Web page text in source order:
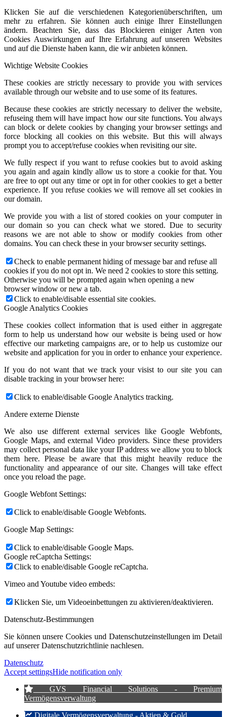
Klicken Sie auf die verschiedenen Kategorienüberschriften, um
mehr zu erfahren. Sie können auch einige Ihrer Einstellungen
ändern. Beachten Sie, dass das Blockieren einiger Arten von
Cookies Auswirkungen auf Ihre Erfahrung auf unseren Websites
und auf die Dienste haben kann, die wir anbieten können.
Wichtige Website Cookies
These cookies are strictly necessary to provide you with services
available through our website and to use some of its features.
Because these cookies are strictly necessary to deliver the website,
refuseing them will have impact how our site functions. You always
can block or delete cookies by changing your browser settings and
force blocking all cookies on this website. But this will always
prompt you to accept/refuse cookies when revisiting our site.
We fully respect if you want to refuse cookies but to avoid asking
you again and again kindly allow us to store a cookie for that. You
are free to opt out any time or opt in for other cookies to get a better
experience. If you refuse cookies we will remove all set cookies in
our domain.
We provide you with a list of stored cookies on your computer in
our domain so you can check what we stored. Due to security
reasons we are not able to show or modify cookies from other
domains. You can check these in your browser security settings.
Check to enable permanent hiding of message bar and refuse all
cookies if you do not opt in. We need 2 cookies to store this setting.
Otherwise you will be prompted again when opening a new
browser window or new a tab.
Click to enable/disable essential site cookies.
Google Analytics Cookies
These cookies collect information that is used either in aggregate
form to help us understand how our website is being used or how
effective our marketing campaigns are, or to help us customize our
website and application for you in order to enhance your experience.
If you do not want that we track your visist to our site you can
disable tracking in your browser here:
Click to enable/disable Google Analytics tracking.
Andere externe Dienste
We also use different external services like Google Webfonts,
Google Maps, and external Video providers. Since these providers
may collect personal data like your IP address we allow you to block
them here. Please be aware that this might heavily reduce the
functionality and appearance of our site. Changes will take effect
once you reload the page.
Google Webfont Settings:
Click to enable/disable Google Webfonts.
Google Map Settings:
Click to enable/disable Google Maps.
Google reCaptcha Settings:
Click to enable/disable Google reCaptcha.
Vimeo and Youtube video embeds:
Klicken Sie, um Videoeinbettungen zu aktivieren/deaktivieren.
Datenschutz-Bestimmungen
Sie können unsere Cookies und Datenschutzeinstellungen im Detail
auf unserer Datenschutzrichtlinie nachlesen.
Datenschutz
Accept settingsHide notification only
GVS Financial Solutions - Premium
Vermögensverwaltung